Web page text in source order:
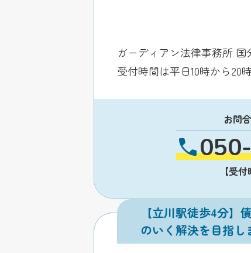
ガーディアン法律事務所
受付時間は平日10時から20
お問
【受
【立川駅徒歩4分
のいく解決を目指し